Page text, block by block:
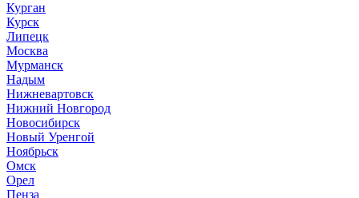
Курган
Курск
Липецк
Москва
Мурманск
Надым
Нижневартовск
Нижний Новгород
Новосибирск
Новый Уренгой
Ноябрьск
Омск
Орел
Пенза